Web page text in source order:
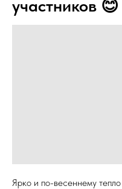
участников 😊
Ярко и по-весеннему